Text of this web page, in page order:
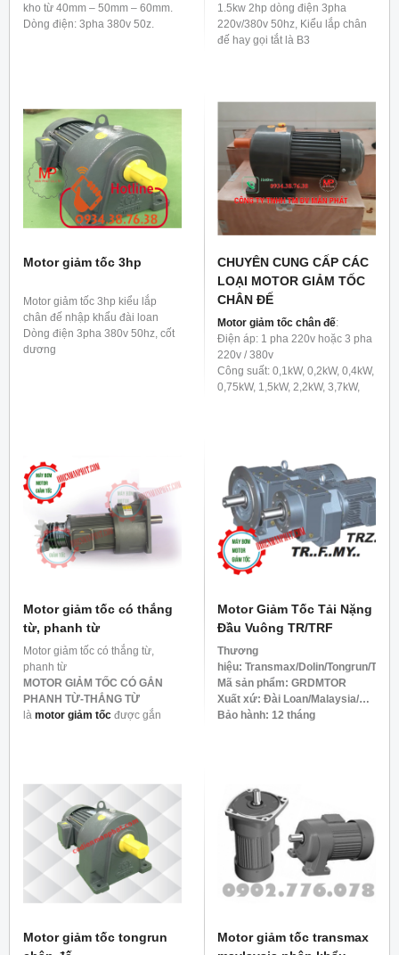
kho từ 40mm – 50mm – 60mm.
Dòng điện: 3pha 380v 50z.
1.5kw 2hp dòng điện 3pha
220v/380v 50hz, Kiểu lắp chân
đế hay gọi tắt là B3
1/25, 1/30
Phi cốt dương đầu ra 32mm.
cân nặng 30kg chưa bao
gồm bao bì
Motor giảm tốc 3hp
Motor giảm tốc 3hp kiểu lắp
chân đế nhập khẩu đài loan
Dòng điện 3pha 380v 50hz, cốt
dương
CHUYÊN CUNG CẤP CÁC
LOẠI MOTOR GIẢM TỐC
CHÂN ĐẾ
Motor giảm tốc chân đế:
Điện áp: 1 pha 220v hoặc 3 pha
220v / 380v
Công suất: 0,1kW, 0,2kW, 0,4kW,
0,75kW, 1,5kW, 2,2kW, 3,7kW,
100, 120, 150, 180, 200 đến
50.000
Motor giảm tốc có thắng
từ, phanh từ
Motor giảm tốc có thắng từ,
phanh từ
MOTOR GIẢM TỐC CÓ GẮN
PHANH TỪ-THẮNG TỪ
là motor giảm tốc được gắn
động thêm sau khi ngắt dòng
điện, nên được ứng dụng trong
các loại băng tải và sản xuất
hàng hóa cần độ chính xác cao.
Motor Giảm Tốc Tải Nặng
Đầu Vuông TR/TRF
Thương
hiệu: Transmax/Dolin/Tongrun/
Mã sản phẩm: GRDMTOR
Xuất xứ: Đài Loan/Malaysia/…
Bảo hành: 12 tháng
Hotline : 0943.189.299
Motor giảm tốc tongrun
Motor giảm tốc transmax